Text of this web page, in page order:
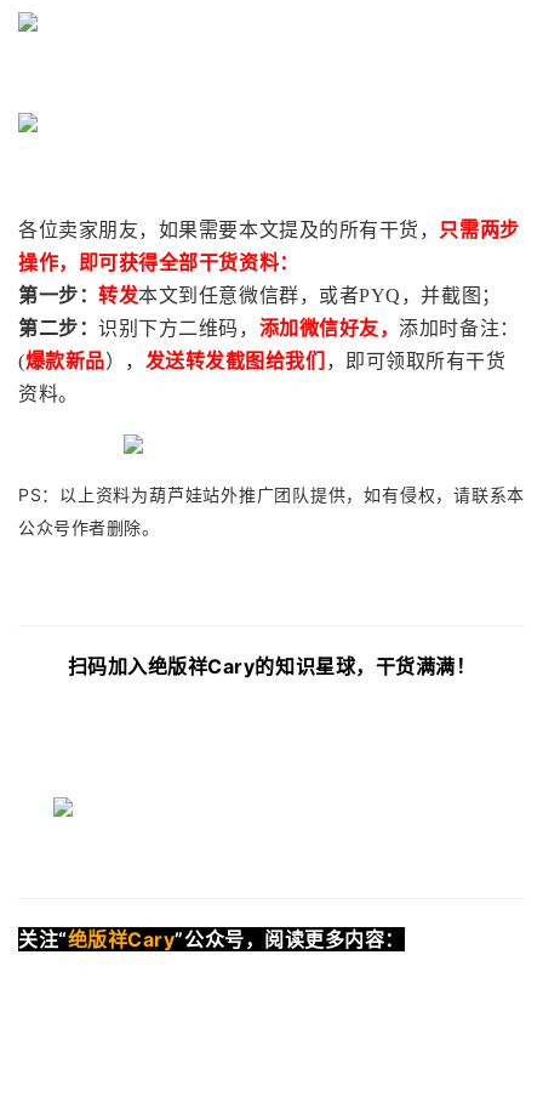
各位卖家朋友，如果需要本文提及的所有干货， 只需两步
操作，即可获得全部干货资料：
第一步：转发本文到任意微信群，或者PYQ，并截图；
第二步：识别下方二维码， 添加微信好友，添加时备注：
(爆款新品）， 发送转发截图给我们 ，即可领取所有干货
资料。
PS：以上资料为葫芦娃站外推广团队提供，如有侵权，请联系本
公众号作者删除。
扫码加入绝版祥Cary的知识星球，干货满满！
关注“绝版祥Cary”公众号，阅读更多内容：